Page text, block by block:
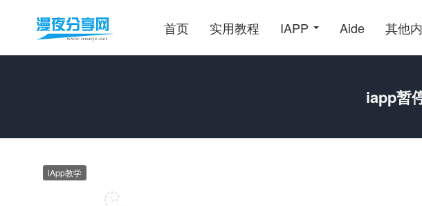
首页 实用教程 IAPP Aide 其他
iapp暂
iApp教学